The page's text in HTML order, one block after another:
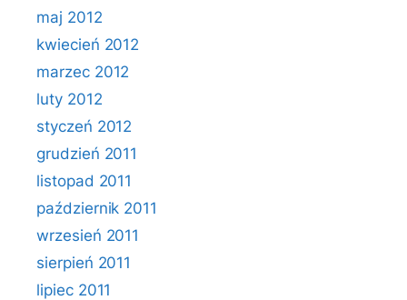
maj 2012
kwiecień 2012
marzec 2012
luty 2012
styczeń 2012
grudzień 2011
listopad 2011
październik 2011
wrzesień 2011
sierpień 2011
lipiec 2011